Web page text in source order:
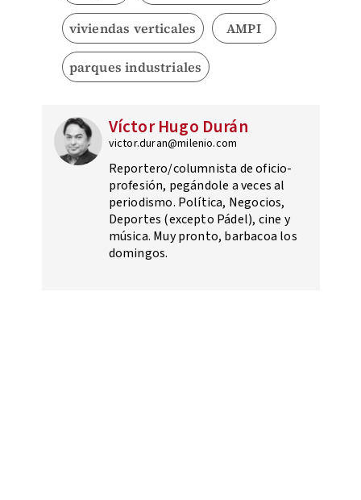
viviendas verticales AMPI
parques industriales
Víctor Hugo Durán
victor.duran@milenio.com
Reportero/columnista de oficio-
profesión, pegándole a veces al
periodismo. Política, Negocios,
Deportes (excepto Pádel), cine y
música. Muy pronto, barbacoa los
domingos.